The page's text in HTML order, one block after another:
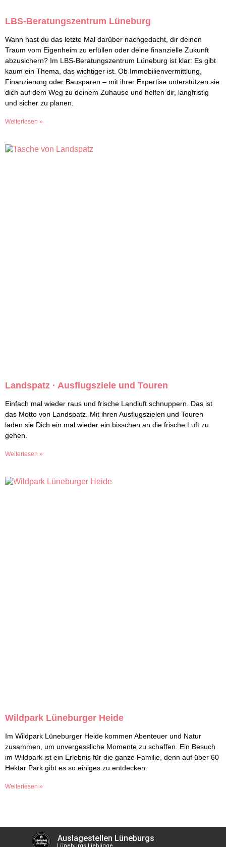
LBS-Beratungszentrum Lüneburg
Wann hast du das letzte Mal darüber nachgedacht, dir deinen
Traum vom Eigenheim zu erfüllen oder deine finanzielle Zukunft
abzusichern? Im LBS-Beratungszentrum Lüneburg ist klar: Es gibt
kaum ein Thema, das wichtiger ist. Ob Immobilienvermittlung,
Finanzierung oder Bausparen – mit ihrer Expertise unterstützen sie
dich auf dem Weg zu deinem Zuhause und helfen dir, langfristig
und sicher zu planen.
Weiterlesen »
Landspatz · Ausflugsziele und Touren
Einfach mal wieder raus und frische Landluft schnuppern. Das ist
das Motto von Landspatz. Mit ihren Ausflugszielen und Touren
laden sie Dich ein mal wieder ein bisschen an die frische Luft zu
gehen.
Weiterlesen »
Wildpark Lüneburger Heide
Im Wildpark Lüneburger Heide kommen Abenteuer und Natur
zusammen, um unvergessliche Momente zu schaffen. Ein Besuch
im Wildpark ist ein Erlebnis für die ganze Familie, denn auf über 60
Hektar Park gibt es so einiges zu entdecken.
Weiterlesen »